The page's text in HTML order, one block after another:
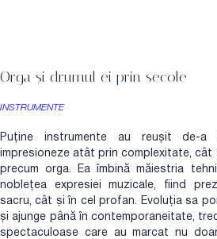
Orga și drumul ei prin secole
INSTRUMENTE
Puține instrumente au reușit de-a
impresioneze atât prin complexitate,
precum orga. Ea îmbină măiestria
noblețea expresiei muzicale, fiind
sacru, cât și în cel profan. Evoluția sa
și ajunge până în contemporaneitate,
spectaculoase care au marcat nu